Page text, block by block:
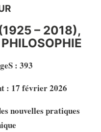
– 2018),
: 393
: 17 février 2026
nouvelles pratiques